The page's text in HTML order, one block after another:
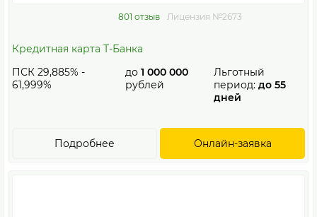
801 отзыв Лицензия №2673
Кредитная карта Т-Банка
ПСК 29,885% -
61,999%
до 1 000 000
рублей
Льготный
период: до 55
дней
Онлайн-заявка
Подробнее